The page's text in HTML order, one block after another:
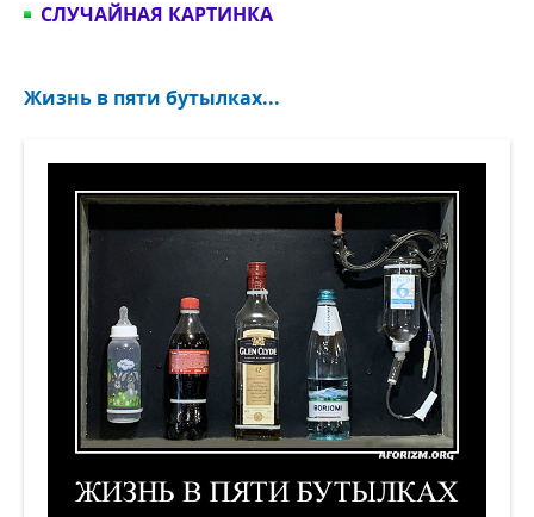
СЛУЧАЙНАЯ КАРТИНКА
Жизнь в пяти бутылках...